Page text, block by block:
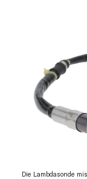
Die Lambdasonde